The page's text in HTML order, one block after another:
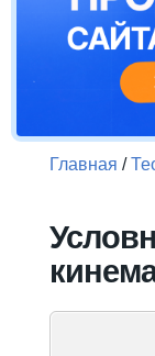
Главная /